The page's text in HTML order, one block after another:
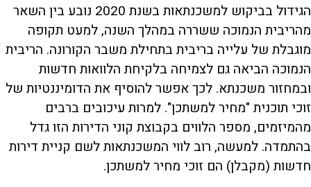
הגידול בביקוש למשכנתאות בשנת 2020 נובע בין השאר
מהריבית הנמוכה ששררה במהלך השנה, למעט תקופה
מוגבלת של עלייה בריבית בתחילת משבר הקורונה. הריבית
הנמוכה הביאה גם לצמיחה בלקיחת הלוואות חדשות
ובמחזור משכנתא. לכך אפשר להוסיף את הדומיננטיות של
זוכי תוכנית "מחיר למשתכן". למרות עיכובים ברבים
מהמיזמים, מספר הלווים בקבוצת קוני הדירות הזו גדל
בהתמדה. למעשה, רוב לווי המשכנתאות לשם קניית דירות
חדשות (מקבלן) הם זוכי מחיר למשתכן.